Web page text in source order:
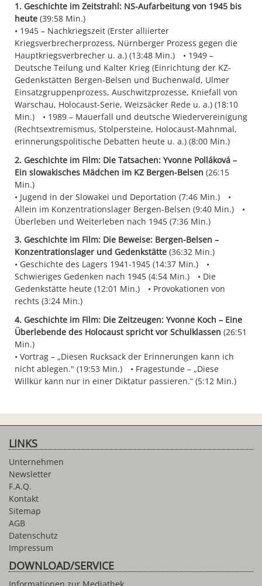
1. Geschichte im Zeitstrahl: NS-Aufarbeitung von 1945 bis
heute (39:58 Min.)
1945 – Nachkriegszeit (Erster alliierter
Kriegsverbrecherprozess, Nürnberger Prozess gegen die
Hauptkriegsverbrecher u. a.) (13:48 Min.)
1949 –
Deutsche Teilung und Kalter Krieg (Einrichtung der KZ-
Gedenkstätten Bergen-Belsen und Buchenwald, Ulmer
Einsatzgruppenprozess, Auschwitzprozesse, Kniefall von
Warschau, Holocaust-Serie, Weizsäcker Rede u. a.) (18:10
Min.)
1989 – Mauerfall und deutsche Wiedervereinigung
(Rechtsextremismus, Stolpersteine, Holocaust-Mahnmal,
erinnerungspolitische Debatten heute u. a.) (8:00 Min.)
2. Geschichte im Film: Die Tatsachen: Yvonne Polláková –
Ein slowakisches Mädchen im KZ Bergen-Belsen (26:15
Min.)
Jugend in der Slowakei und Deportation (7:46 Min.)
Allein im Konzentrationslager Bergen-Belsen (9:40 Min.)
Überleben und Weiterleben nach 1945 (7:36 Min.)
3. Geschichte im Film: Die Beweise: Bergen-Belsen –
Konzentrationslager und Gedenkstätte (36:32 Min.)
Geschichte des Lagers 1941-1945 (14:37 Min.)
Schwieriges Gedenken nach 1945 (4:54 Min.)
Die
Gedenkstätte heute (12:01 Min.)
Provokationen von
rechts (3:24 Min.)
4. Geschichte im Film: Die Zeitzeugen: Yvonne Koch – Eine
Überlebende des Holocaust spricht vor Schulklassen (26:51
Min.)
Vortrag – „Diesen Rucksack der Erinnerungen kann ich
nicht ablegen." (19:53 Min.)
Fragestunde – „Diese
Willkür kann nur in einer Diktatur passieren.“ (5:12 Min.)
LINKS
Unternehmen
Newsletter
F.A.Q.
Kontakt
Sitemap
AGB
Datenschutz
Impressum
DOWNLOAD/SERVICE